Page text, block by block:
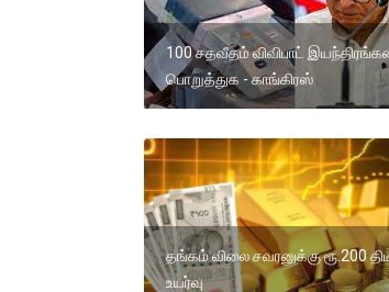
100 சதவீதம் விவிபாட்
பொறுத்துக - காங்கிரஸ்
தங்கம் விலை சவரனுக்கு ரூ.200
உயர்வு